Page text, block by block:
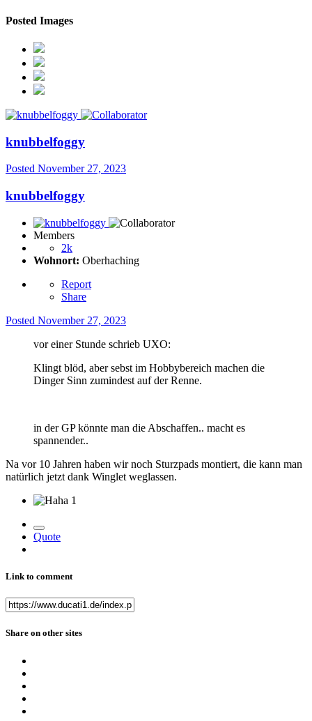
Posted Images
knubbelfoggy
Posted November 27, 2023
knubbelfoggy
Members
2k
Wohnort: Oberhaching
Report
Share
Posted November 27, 2023
vor einer Stunde schrieb UXO:
Klingt blöd, aber sebst im Hobbybereich machen die
Dinger Sinn zumindest auf der Renne.
in der GP könnte man die Abschaffen.. macht es
spannender..
Na vor 10 Jahren haben wir noch Sturzpads montiert, die kann man
natürlich jetzt dank Winglet weglassen.
1
Quote
Link to comment
Share on other sites